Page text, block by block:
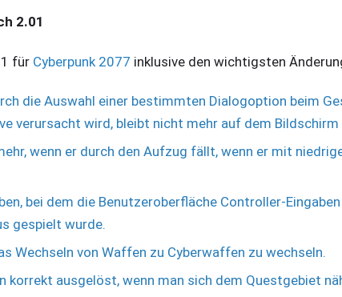
2.01
für Cyberpunk 2077 inklusive den wichtigsten
die Auswahl einer bestimmten Dialogoption beim
verursacht wird, bleibt nicht mehr auf dem Bildschirm
wenn er durch den Aufzug fällt, wenn er mit
bei dem die Benutzeroberfläche Controller-
gespielt wurde.
Wechseln von Waffen zu Cyberwaffen zu wechseln.
korrekt ausgelöst, wenn man sich dem Questgebiet